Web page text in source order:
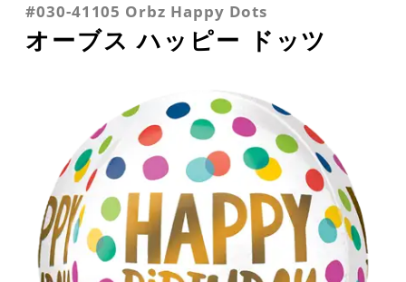
#030-41105 Orbz Happy Dots
オーブス ハッピー ドッツ